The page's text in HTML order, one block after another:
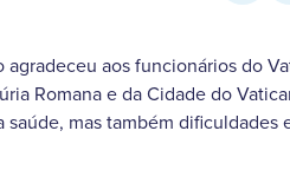
aos funcionários do
Romana e da Cidade do
mas também dificuldades